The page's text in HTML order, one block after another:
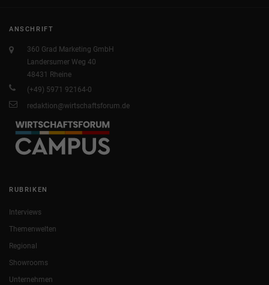
ANSCHRIFT
360 Grad Marketing GmbH
Landersumer Weg 40
48431 Rheine
(+49) 5971 92164-0
redaktion@wirtschaftsforum.de
RUBRIKEN
Interviews
Themenwelten
Regional
Showrooms
Unternehmen